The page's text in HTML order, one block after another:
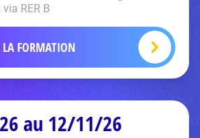
RER B
FORMATION
au 12/11/26